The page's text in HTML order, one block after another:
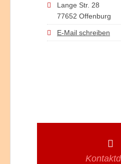
Lange Str. 28
77652 Offenburg
E-Mail schreiben